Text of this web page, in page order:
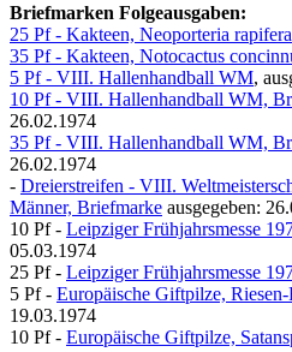
Briefmarken Folgeausgaben:
25 Pf - Kakteen, Neoporteria rapifera
35 Pf - Kakteen, Notocactus
5 Pf - VIII. Hallenhandball WM,
10 Pf - VIII. Hallenhandball WM,
26.02.1974
35 Pf - VIII. Hallenhandball WM,
26.02.1974
- Dreierstreifen - VIII.
Männer, Briefmarke ausgegeben:
10 Pf - Leipziger Frühjahrsmesse
05.03.1974
25 Pf - Leipziger Frühjahrsmesse
5 Pf - Europäische Giftpilze,
19.03.1974
10 Pf - Europäische Giftpilze,